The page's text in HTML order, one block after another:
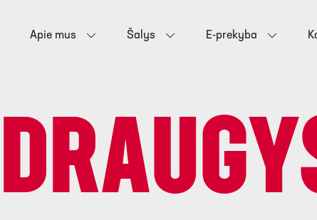
Apie mus Šalys E-prekyba